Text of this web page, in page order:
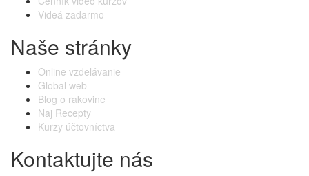
Videá zadarmo
Naše stránky
Online vzdelávanie
Global web
Blog o rakovine
Naj Recepty
Kurzy účtovníctva
Kontaktujte nás